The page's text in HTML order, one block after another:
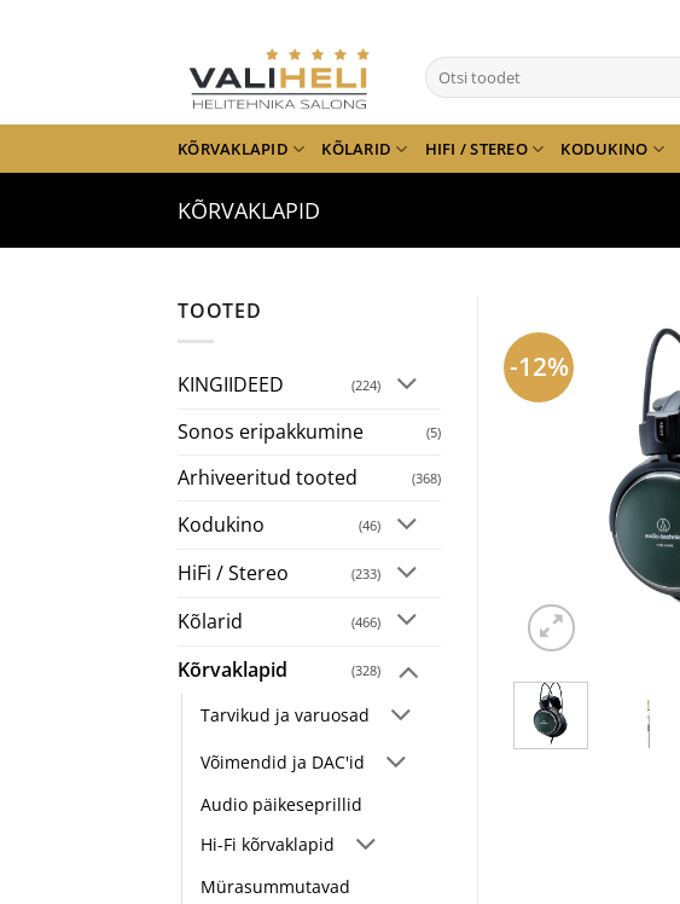
Otsi:
KÕRVAKLAPID KÕLARID HIFI / STEREO KODUKINO
KÕRVAKLAPID
TOOTED
KINGIIDEED (224)
Sonos eripakkumine (5)
Arhiveeritud tooted (368)
Kodukino (46)
HiFi / Stereo (233)
Kõlarid (466)
Kõrvaklapid (328)
Tarvikud ja varuosad
Võimendid ja DAC'id
Audio päikeseprillid
Hi-Fi kõrvaklapid
Mürasummutavad
-12%